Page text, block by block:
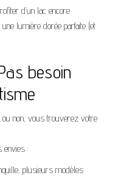
d’un lac encore
lumière dorée parfaite (et
besoin
non, vous trouverez votre
envies :
plusieurs modèles